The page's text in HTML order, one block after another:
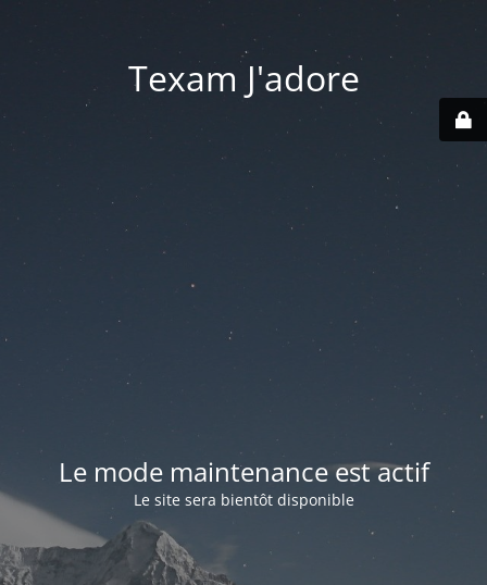
Texam J'adore
Le mode maintenance est actif
Le site sera bientôt disponible